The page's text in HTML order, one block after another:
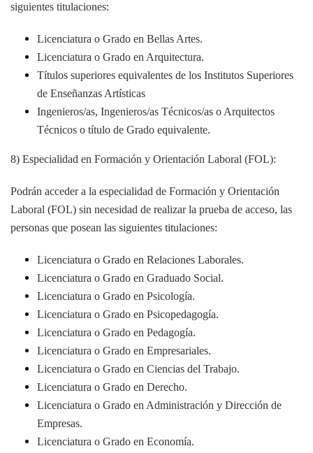
siguientes titulaciones:
Licenciatura o Grado en Bellas Artes.
Licenciatura o Grado en Arquitectura.
Títulos superiores equivalentes de los Institutos Superiores
de Enseñanzas Artísticas
Ingenieros/as, Ingenieros/as Técnicos/as o Arquitectos
Técnicos o título de Grado equivalente.
8) Especialidad en Formación y Orientación Laboral (FOL):
Podrán acceder a la especialidad de Formación y Orientación
Laboral (FOL) sin necesidad de realizar la prueba de acceso, las
personas que posean las siguientes titulaciones:
Licenciatura o Grado en Relaciones Laborales.
Licenciatura o Grado en Graduado Social.
Licenciatura o Grado en Psicología.
Licenciatura o Grado en Psicopedagogía.
Licenciatura o Grado en Pedagogía.
Licenciatura o Grado en Empresariales.
Licenciatura o Grado en Ciencias del Trabajo.
Licenciatura o Grado en Derecho.
Licenciatura o Grado en Administración y Dirección de
Empresas.
Licenciatura o Grado en Economía.